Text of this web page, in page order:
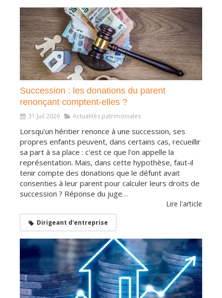
Succession : les donations du parent
renonçant comptent-elles ?
31 Juil 2026 Actualités patrimoniales
Lorsqu'un héritier renonce à une succession, ses
propres enfants peuvent, dans certains cas, recueillir
sa part à sa place : c'est ce que l'on appelle la
représentation. Mais, dans cette hypothèse, faut-il
tenir compte des donations que le défunt avait
consenties à leur parent pour calculer leurs droits de
succession ? Réponse du juge…
Lire l'article
Dirigeant d'entreprise